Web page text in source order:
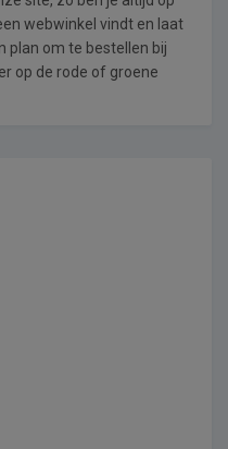
webwinkel vindt en laat
plan om te bestellen bij
op de rode of groene